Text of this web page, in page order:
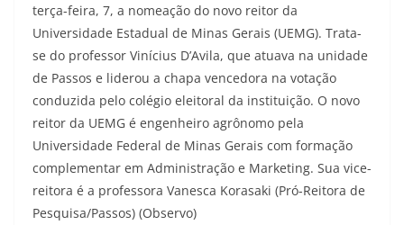
terça-feira, 7, a nomeação do novo reitor da
Universidade Estadual de Minas Gerais (UEMG). Trata-
se do professor Vinícius D’Avila, que atuava na unidade
de Passos e liderou a chapa vencedora na votação
conduzida pelo colégio eleitoral da instituição. O novo
reitor da UEMG é engenheiro agrônomo pela
Universidade Federal de Minas Gerais com formação
complementar em Administração e Marketing. Sua vice-
reitora é a professora Vanesca Korasaki (Pró-Reitora de
Pesquisa/Passos) (Observo)